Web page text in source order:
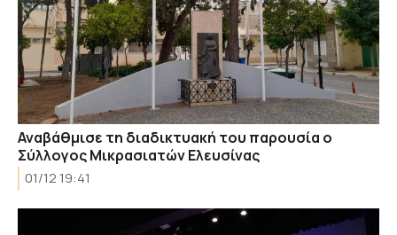
Αναβάθμισε τη διαδικτυακή του παρουσία ο
Σύλλογος Μικρασιατών Ελευσίνας
01/12 19:41